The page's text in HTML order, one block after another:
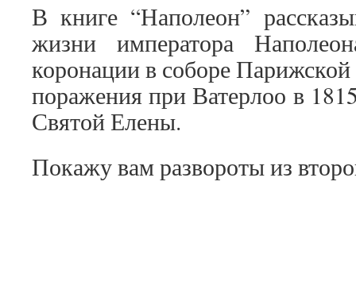
В книге “Наполеон”
жизни императора
коронации в соборе Парижской
поражения при Ватерлоо в
Святой Елены.
Покажу вам развороты из